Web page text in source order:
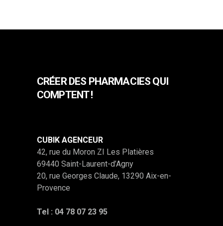
CRÉER DES PHARMACIES QUI
COMPTENT !
CUBIK AGENCEUR
42, rue du Moron ZI Les Platières
69440 Saint-Laurent-d’Agny
20, rue Georges Claude, 13290 Aix-en-
Provence
Tel : 04 78 07 23 95